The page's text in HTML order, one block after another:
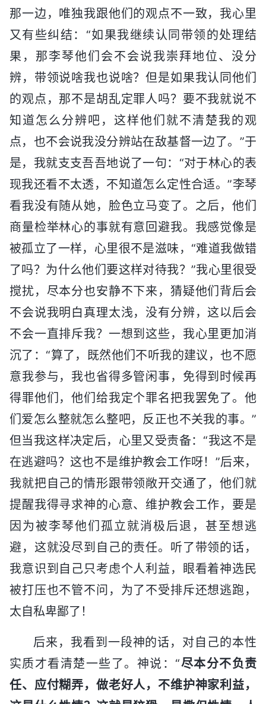
那一边，唯独我跟他们的观点不一致，我心里
又有些纠结：“如果我继续认同带领的处理结
果，那李琴他们会不会说我崇拜地位、没分
辨，带领说啥我也说啥？但是如果我认同他们
的观点，那不是胡乱定罪人吗？要不我就说不
知道怎么分辨吧，这样他们就不清楚我的观
点，也不会说我没分辨站在敌基督一边了。”于
是，我就支支吾吾地说了一句：“对于林心的表
现我还看不太透，不知道怎么定性合适。”李琴
看我没有随从她，脸色立马变了。之后，他们
商量检举林心的事就有意回避我。我感觉像是
被孤立了一样，心里很不是滋味，“难道我做错
了吗？为什么他们要这样对待我？”我心里很受
搅扰，尽本分也安静不下来，猜疑他们背后会
不会说我明白真理太浅，没有分辨，这以后会
不会一直排斥我？一想到这些，我心里更加消
沉了：“算了，既然他们不听我的建议，也不愿
意我参与，我也省得多管闲事，免得到时候再
得罪他们，他们给我定个罪名把我罢免了。他
们爱怎么整就怎么整吧，反正也不关我的事。”
但当我这样决定后，心里又受责备：“我这不是
在逃避吗？这也不是维护教会工作呀！”后来，
我就把自己的情形跟带领敞开交通了，他们就
提醒我得寻求神的心意、维护教会工作，要是
因为被李琴他们孤立就消极后退，甚至想逃
避，这就没尽到自己的责任。听了带领的话，
我意识到自己只考虑个人利益，眼看着神选民
被打压也不管不问，为了不受排斥还想逃跑，
太自私卑鄙了！
后来，我看到一段神的话，对自己的本性
实质才看清楚一些了。神说：“尽本分不负责
任、应付糊弄，做老好人，不维护神家利益，